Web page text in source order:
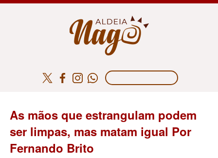
As mãos que estrangulam podem
ser limpas, mas matam igual Por
Fernando Brito